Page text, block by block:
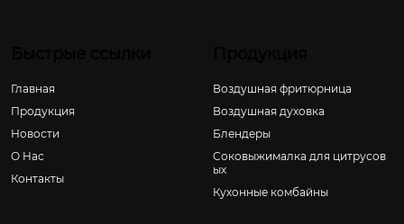
Главная
Продукция
Новости
О Hас
Контакты
Воздушная фритюрница
Воздушная духовка
Блендеры
Соковыжималка для цитрусов
ых
Кухонные комбайны